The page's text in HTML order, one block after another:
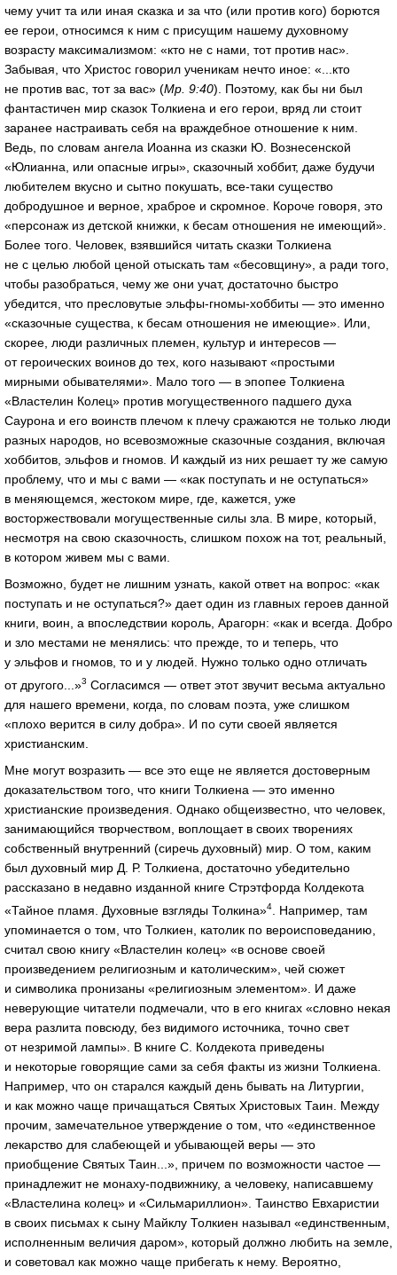
чему учит та или иная сказка и за что (или против кого) борются
ее герои, относимся к ним с присущим нашему духовному
возрасту максимализмом: «кто не с нами, тот против нас».
Забывая, что Христос говорил ученикам нечто иное: «...кто
не против вас, тот за вас» (Мр. 9:40). Поэтому, как бы ни был
фантастичен мир сказок Толкиена и его герои, вряд ли стоит
заранее настраивать себя на враждебное отношение к ним.
Ведь, по словам ангела Иоанна из сказки Ю. Вознесенской
«Юлианна, или опасные игры», сказочный хоббит, даже будучи
любителем вкусно и сытно покушать, все-таки существо
добродушное и верное, храброе и скромное. Короче говоря, это
«персонаж из детской книжки, к бесам отношения не имеющий».
Более того. Человек, взявшийся читать сказки Толкиена
не с целью любой ценой отыскать там «бесовщину», а ради того,
чтобы разобраться, чему же они учат, достаточно быстро
убедится, что пресловутые эльфы-гномы-хоббиты — это именно
«сказочные существа, к бесам отношения не имеющие». Или,
скорее, люди различных племен, культур и интересов —
от героических воинов до тех, кого называют «простыми
мирными обывателями». Мало того — в эпопее Толкиена
«Властелин Колец» против могущественного падшего духа
Саурона и его воинств плечом к плечу сражаются не только люди
разных народов, но всевозможные сказочные создания, включая
хоббитов, эльфов и гномов. И каждый из них решает ту же самую
проблему, что и мы с вами — «как поступать и не оступаться»
в меняющемся, жестоком мире, где, кажется, уже
восторжествовали могущественные силы зла. В мире, который,
несмотря на свою сказочность, слишком похож на тот, реальный,
в котором живем мы с вами.
Возможно, будет не лишним узнать, какой ответ на вопрос: «как
поступать и не оступаться?» дает один из главных героев данной
книги, воин, а впоследствии король, Арагорн: «как и всегда. Добро
и зло местами не менялись: что прежде, то и теперь, что
у эльфов и гномов, то и у людей. Нужно только одно отличать
от другого...»3 Согласимся — ответ этот звучит весьма актуально
для нашего времени, когда, по словам поэта, уже слишком
«плохо верится в силу добра». И по сути своей является
христианским.
Мне могут возразить — все это еще не является достоверным
доказательством того, что книги Толкиена — это именно
христианские произведения. Однако общеизвестно, что человек,
занимающийся творчеством, воплощает в своих творениях
собственный внутренний (сиречь духовный) мир. О том, каким
был духовный мир Д. Р. Толкиена, достаточно убедительно
рассказано в недавно изданной книге Стрэтфорда Колдекота
«Тайное пламя. Духовные взгляды Толкина»4
. Например, там
упоминается о том, что Толкиен, католик по вероисповеданию,
считал свою книгу «Властелин колец» «в основе своей
произведением религиозным и католическим», чей сюжет
и символика пронизаны «религиозным элементом». И даже
неверующие читатели подмечали, что в его книгах «словно некая
вера разлита повсюду, без видимого источника, точно свет
от незримой лампы». В книге С. Колдекота приведены
и некоторые говорящие сами за себя факты из жизни Толкиена.
Например, что он старался каждый день бывать на Литургии,
и как можно чаще причащаться Святых Христовых Таин. Между
прочим, замечательное утверждение о том, что «единственное
лекарство для слабеющей и убывающей веры — это
приобщение Святых Таин...», причем по возможности частое —
принадлежит не монаху-подвижнику, а человеку, написавшему
«Властелина колец» и «Сильмариллион». Таинство Евхаристии
в своих письмах к сыну Майклу Толкиен называл «единственным,
исполненным величия даром», который должно любить на земле,
и советовал как можно чаще прибегать к нему. Вероятно,